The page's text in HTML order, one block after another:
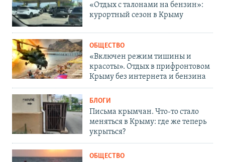
«Отдых с талонами на бензин»:
курортный сезон в Крыму
ОБЩЕСТВО
«Включен режим тишины и
красоты». Отдых в прифронтовом
Крыму без интернета и бензина
БЛОГИ
Письма крымчан. Что-то стало
меняться в Крыму: где же теперь
укрыться?
ОБЩЕСТВО